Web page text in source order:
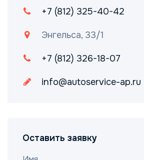
+7 (812) 325-40-42
Энгельса, 33/1
+7 (812) 326-18-07
info@autoservice-ap.ru
Оставить заявку